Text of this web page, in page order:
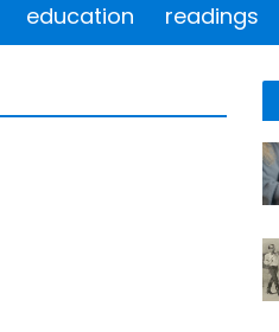
education readings